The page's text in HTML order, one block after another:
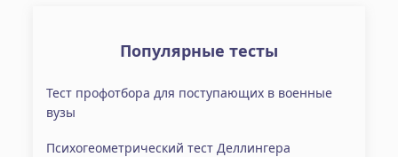
Популярные тесты
Тест профотбора для поступающих в военные
вузы
Психогеометрический тест Деллингера